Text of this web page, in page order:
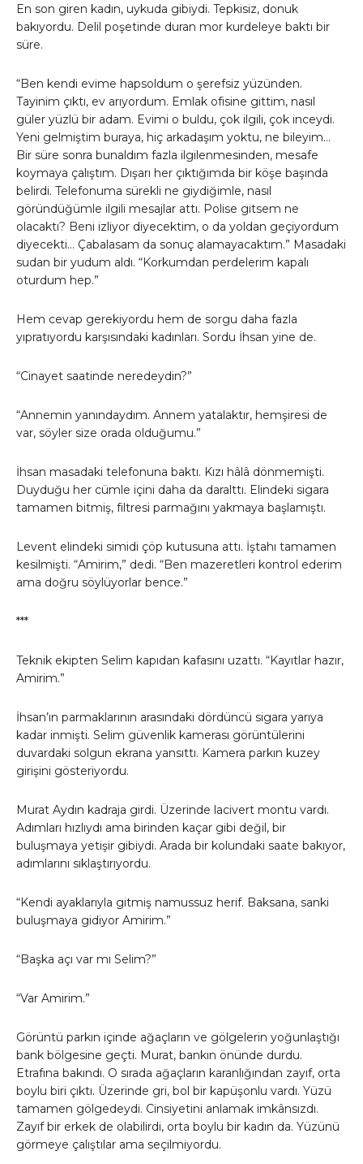
En son giren kadın, uykuda gibiydi. Tepkisiz, donuk
bakıyordu. Delil poşetinde duran mor kurdeleye baktı bir
süre.
“Ben kendi evime hapsoldum o şerefsiz yüzünden.
Tayinim çıktı, ev arıyordum. Emlak ofisine gittim, nasıl
güler yüzlü bir adam. Evimi o buldu, çok ilgili, çok inceydi.
Yeni gelmiştim buraya, hiç arkadaşım yoktu, ne bileyim…
Bir süre sonra bunaldım fazla ilgilenmesinden, mesafe
koymaya çalıştım. Dışarı her çıktığımda bir köşe başında
belirdi. Telefonuma sürekli ne giydiğimle, nasıl
göründüğümle ilgili mesajlar attı. Polise gitsem ne
olacaktı? Beni izliyor diyecektim, o da yoldan geçiyordum
diyecekti… Çabalasam da sonuç alamayacaktım.” Masadaki
sudan bir yudum aldı. “Korkumdan perdelerim kapalı
oturdum hep.”
Hem cevap gerekiyordu hem de sorgu daha fazla
yıpratıyordu karşısındaki kadınları. Sordu İhsan yine de.
“Cinayet saatinde neredeydin?”
“Annemin yanındaydım. Annem yatalaktır, hemşiresi de
var, söyler size orada olduğumu.”
İhsan masadaki telefonuna baktı. Kızı hâlâ dönmemişti.
Duyduğu her cümle içini daha da daralttı. Elindeki sigara
tamamen bitmiş, filtresi parmağını yakmaya başlamıştı.
Levent elindeki simidi çöp kutusuna attı. İştahı tamamen
kesilmişti. “Amirim,” dedi. “Ben mazeretleri kontrol ederim
ama doğru söylüyorlar bence.”
***
Teknik ekipten Selim kapıdan kafasını uzattı. “Kayıtlar hazır,
Amirim.”
İhsan’ın parmaklarının arasındaki dördüncü sigara yarıya
kadar inmişti. Selim güvenlik kamerası görüntülerini
duvardaki solgun ekrana yansıttı. Kamera parkın kuzey
girişini gösteriyordu.
Murat Aydın kadraja girdi. Üzerinde lacivert montu vardı.
Adımları hızlıydı ama birinden kaçar gibi değil, bir
buluşmaya yetişir gibiydi. Arada bir kolundaki saate bakıyor,
adımlarını sıklaştırıyordu.
“Kendi ayaklarıyla gitmiş namussuz herif. Baksana, sanki
buluşmaya gidiyor Amirim.”
“Başka açı var mı Selim?”
“Var Amirim.”
Görüntü parkın içinde ağaçların ve gölgelerin yoğunlaştığı
bank bölgesine geçti. Murat, bankın önünde durdu.
Etrafına bakındı. O sırada ağaçların karanlığından zayıf, orta
boylu biri çıktı. Üzerinde gri, bol bir kapüşonlu vardı. Yüzü
tamamen gölgedeydi. Cinsiyetini anlamak imkânsızdı.
Zayıf bir erkek de olabilirdi, orta boylu bir kadın da. Yüzünü
görmeye çalıştılar ama seçilmiyordu.